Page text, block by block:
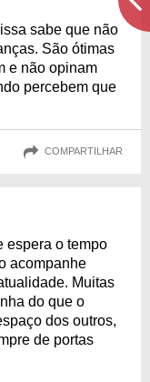
sabe que não
São ótimas
e não opinam
percebem que
COMPARTILHAR
espera o tempo
acompanhe
Muitas
do que o
dos outros,
de portas